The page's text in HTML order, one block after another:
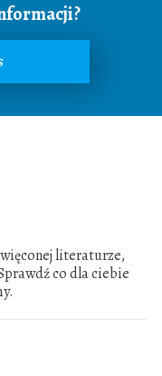
literaturze,
co dla ciebie